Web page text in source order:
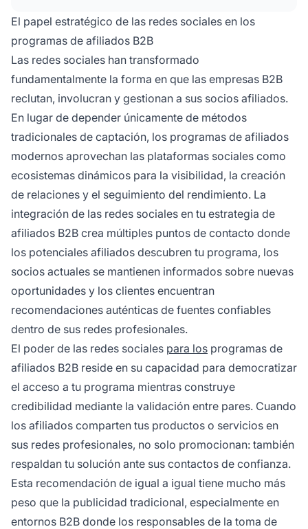
plataforma. LinkedIn, Facebook, YouTube y
otros canales ofrecen ventajas distintas para la
generación de leads, la creación de
comunidades y la colaboración entre afiliados.
El papel estratégico de las redes sociales en los
programas de afiliados B2B
Las redes sociales han transformado
fundamentalmente la forma en que las empresas B2B
reclutan, involucran y gestionan a sus socios afiliados.
En lugar de depender únicamente de métodos
tradicionales de captación, los programas de afiliados
modernos aprovechan las plataformas sociales como
ecosistemas dinámicos para la visibilidad, la creación
de relaciones y el seguimiento del rendimiento. La
integración de las redes sociales en tu estrategia de
afiliados B2B crea múltiples puntos de contacto donde
los potenciales afiliados descubren tu programa, los
socios actuales se mantienen informados sobre nuevas
oportunidades y los clientes encuentran
recomendaciones auténticas de fuentes confiables
dentro de sus redes profesionales.
El poder de las redes sociales para los programas de
afiliados B2B reside en su capacidad para democratizar
el acceso a tu programa mientras construye
credibilidad mediante la validación entre pares. Cuando
los afiliados comparten tus productos o servicios en
sus redes profesionales, no solo promocionan: también
respaldan tu solución ante sus contactos de confianza.
Esta recomendación de igual a igual tiene mucho más
peso que la publicidad tradicional, especialmente en
entornos B2B donde los responsables de la toma de